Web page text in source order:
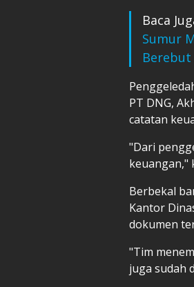
Baca
Sumur
PT DNG,
catatan
"Dari
keuangan,"
Berbekal
Kantor
dokumen
"Tim
juga sudah